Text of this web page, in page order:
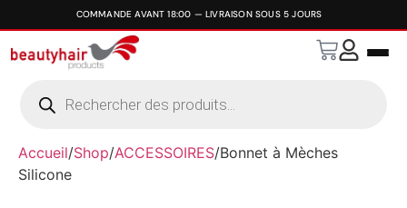
Accueil/Shop/ACCESSOIRES/Bonnet à Mèches
Silicone